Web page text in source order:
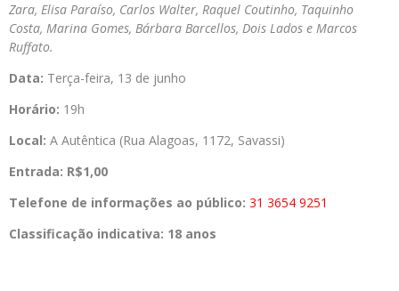
Zara, Elisa Paraíso, Carlos Walter, Raquel Coutinho, Taquinho
Costa, Marina Gomes, Bárbara Barcellos, Dois Lados e Marcos
Ruffato.
Data: Terça-feira, 13 de junho
Horário: 19h
Local: A Autêntica (Rua Alagoas, 1172, Savassi)
Entrada: R$1,00
Telefone de informações ao público: 31 3654 9251
Classificação indicativa: 18 anos